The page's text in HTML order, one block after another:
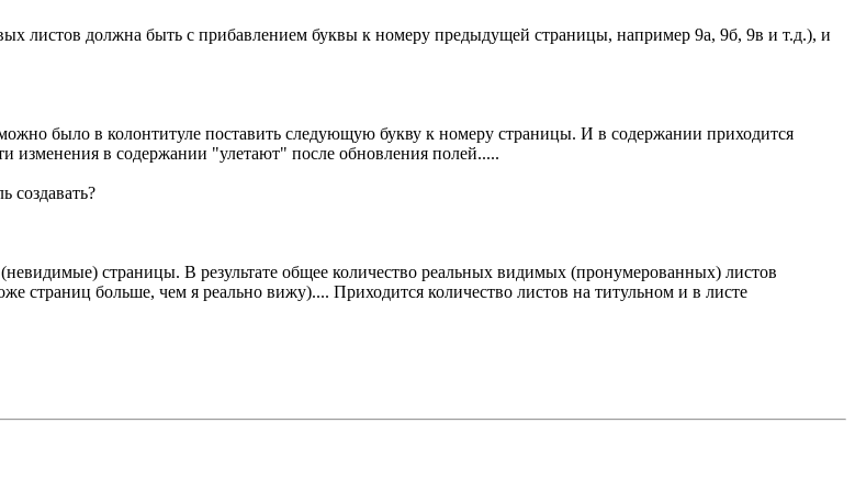
листов должна быть с прибавлением буквы к номеру предыдущей страницы, например 9а, 9б, 9в и т.д.), и
было в колонтитуле поставить следующую букву к номеру страницы. И в содержании приходится
изменения в содержании "улетают" после обновления полей.....
создавать?
страницы. В результате общее количество реальных видимых (пронумерованных) листов
страниц больше, чем я реально вижу).... Приходится количество листов на титульном и в листе